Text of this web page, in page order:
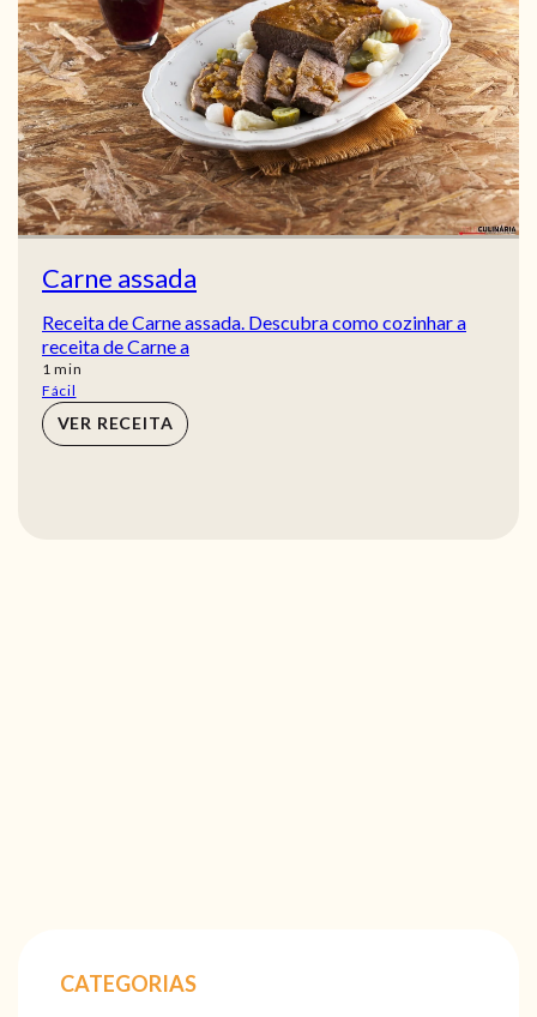
Carne assada
Receita de Carne assada. Descubra como cozinhar a
receita de Carne a
1 min
min
Fácil
VER RECEITA
CATEGORIAS